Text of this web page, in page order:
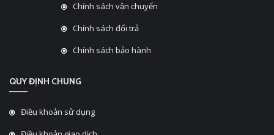
Chính sách vận chuyển
Chính sách đổi trả
Chính sách bảo hành
QUY ĐỊNH CHUNG
Điều khoản sử dụng